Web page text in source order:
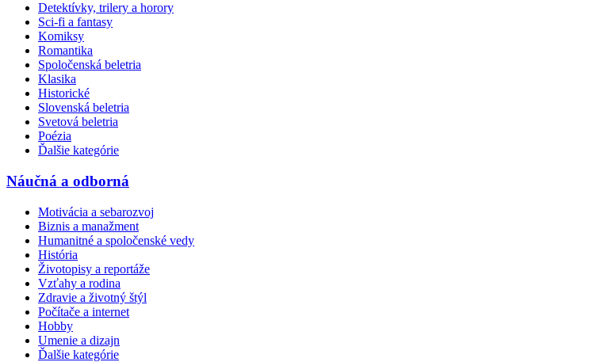
Detektívky, trilery a horory
Sci-fi a fantasy
Komiksy
Romantika
Spoločenská beletria
Klasika
Historické
Slovenská beletria
Svetová beletria
Poézia
Ďalšie kategórie
Náučná a odborná
Motivácia a sebarozvoj
Biznis a manažment
Humanitné a spoločenské vedy
História
Životopisy a reportáže
Vzťahy a rodina
Zdravie a životný štýl
Počítače a internet
Hobby
Umenie a dizajn
Ďalšie kategórie